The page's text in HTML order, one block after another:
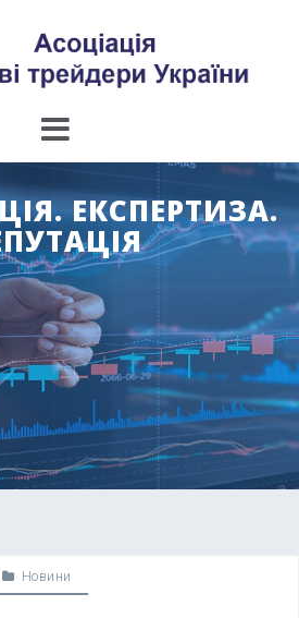
ЕКСПЕРТИЗА.
Новини